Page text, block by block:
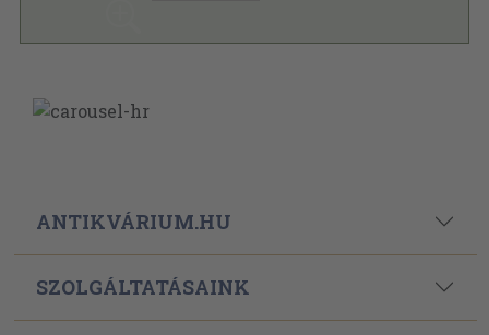
ANTIKVÁRIUM.HU
SZOLGÁLTATÁSAINK